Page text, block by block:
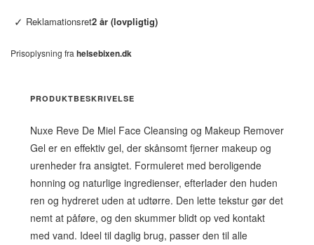
✓ Reklamationsret2 år (lovpligtig)
Prisoplysning fra helsebixen.dk
PRODUKTBESKRIVELSE
Nuxe Reve De Miel Face Cleansing og Makeup Remover
Gel er en effektiv gel, der skånsomt fjerner makeup og
urenheder fra ansigtet. Formuleret med beroligende
honning og naturlige ingredienser, efterlader den huden
ren og hydreret uden at udtørre. Den lette tekstur gør det
nemt at påføre, og den skummer blidt op ved kontakt
med vand. Ideel til daglig brug, passer den til alle